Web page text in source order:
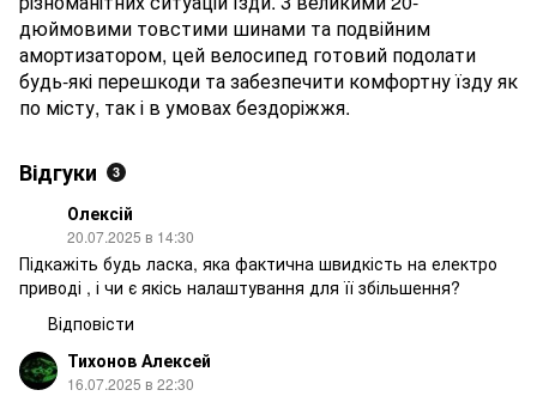
дюймовими товстими шинами та подвійним
амортизатором, цей велосипед готовий подолати
будь-які перешкоди та забезпечити комфортну їзду як
по місту, так і в умовах бездоріжжя.
Відгуки 3
Олексій
20.07.2025 в 14:30
Підкажіть будь ласка, яка фактична швидкість на електро
приводі , і чи є якісь налаштування для її збільшення?
Відповісти
Тихонов Алексей
16.07.2025 в 22:30